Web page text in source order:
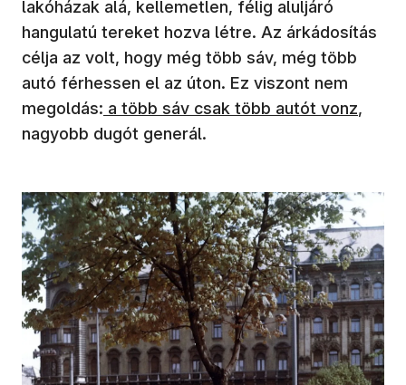
lakóházak alá, kellemetlen, félig aluljáró
hangulatú tereket hozva létre. Az árkádosítás
célja az volt, hogy még több sáv, még több
autó férhessen el az úton. Ez viszont nem
megoldás: (új ablakban nyílik meg)
a több sáv csak több autót vonz,
nagyobb dugót generál.